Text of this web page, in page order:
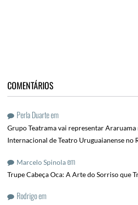
COMENTÁRIOS
Perla Duarteem
Grupo Teatrama vai representar Araruama
Internacional de Teatro Uruguaianense no
Marcelo Spinolaem
Trupe Cabeça Oca: A Arte do Sorriso que
Rodrigoem